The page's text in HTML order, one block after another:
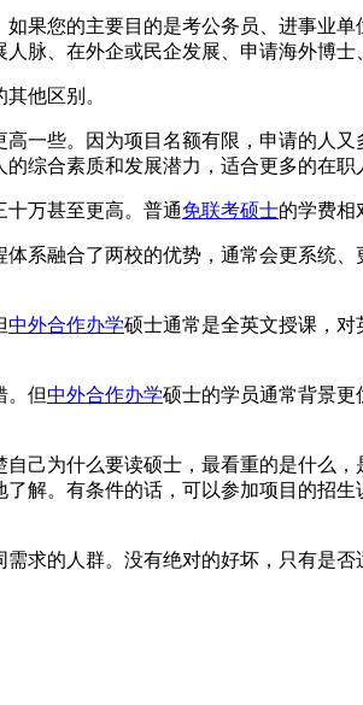
果您的主要目的是考公务员、进事业
脉、在外企或民企发展、申请海外博士
其他区别。
高一些。因为项目名额有限，申请的人
综合素质和发展潜力，适合更多的在职
万甚至更高。普通免联考硕士的学费相
系融合了两校的优势，通常会更系统、
中外合作办学硕士通常是全英文授课，对
。但中外合作办学硕士的学员通常背景更
己为什么要读硕士，最看重的是什么
解。有条件的话，可以参加项目的招
需求的人群。没有绝对的好坏，只有是